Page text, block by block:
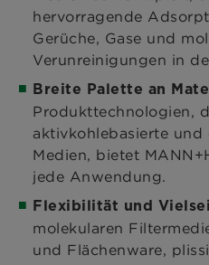
hervorragende
Gerüche, Gase und
Verunreinigungen in
Breite Palette an
Produkttechnologien,
aktivkohlebasierte
Medien, bietet
jede Anwendung.
Flexibilität und
molekularen
und Flächenware,